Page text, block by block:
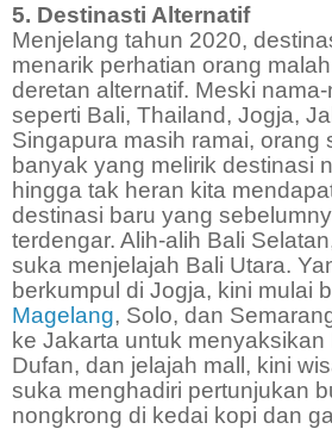
5. Destinasti Alternatif
Menjelang tahun 2020,
menarik perhatian orang
deretan alternatif. Meski
seperti Bali, Thailand, Jogja,
Singapura masih ramai, orang
banyak yang melirik destinasi
hingga tak heran kita
destinasi baru yang
terdengar. Alih-alih Bali
suka menjelajah Bali Utara.
berkumpul di Jogja, kini mulai
Magelang, Solo, dan
ke Jakarta untuk menyaksikan
Dufan, dan jelajah mall, kini
suka menghadiri pertunjukan
nongkrong di kedai kopi dan